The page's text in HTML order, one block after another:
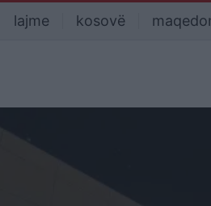
lajme kosovë